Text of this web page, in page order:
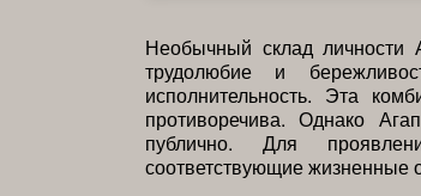
Необычный склад личности
трудолюбие и
исполнительность. Эта
противоречива. Однако
публично. Для
соответствующие жизненные